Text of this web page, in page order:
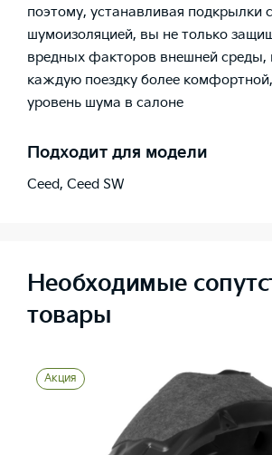
поэтому, устанавливая подкрылки с
шумоизоляцией, вы не только
вредных факторов внешней среды,
каждую поездку более
уровень шума в салоне
Подходит для модели
Ceed, Ceed SW
Необходимые
товары
Акция